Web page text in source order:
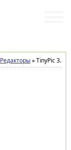
Редакторы»TinyPic 3.18